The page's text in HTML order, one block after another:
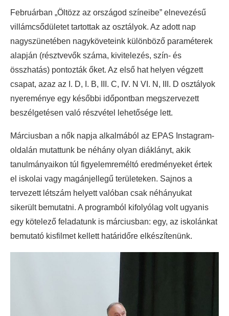
Februárban „Öltözz az országod színeibe” elnevezésű
villámcsődületet tartottak az osztályok. Az adott nap
nagyszünetében nagyköveteink különböző paraméterek
alapján (résztvevők száma, kivitelezés, szín- és
összhatás) pontozták őket. Az első hat helyen végzett
csapat, azaz az I. D, I. B, III. C, IV. N VI. N, III. D osztályok
nyereménye egy későbbi időpontban megszervezett
beszélgetésen való részvétel lehetősége lett.
Márciusban a nők napja alkalmából az EPAS Instagram-
oldalán mutattunk be néhány olyan diáklányt, akik
tanulmányaikon túl figyelemreméltó eredményeket értek
el iskolai vagy magánjellegű területeken. Sajnos a
tervezett létszám helyett valóban csak néhányukat
sikerült bemutatni. A programból kifolyólag volt ugyanis
egy kötelező feladatunk is márciusban: egy, az iskolánkat
bemutató kisfilmet kellett határidőre elkészítenünk.